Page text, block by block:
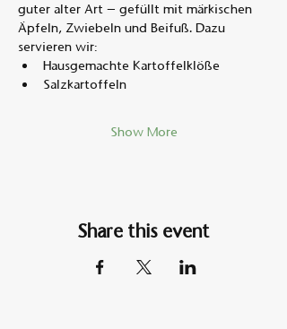
guter alter Art – gefüllt mit märkischen
Äpfeln, Zwiebeln und Beifuß. Dazu
servieren wir:
Hausgemachte Kartoffelklöße
Salzkartoffeln
Show More
Share this event